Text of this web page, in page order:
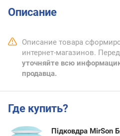
Описание
Описание товара
интернет-магазинов.
уточняйте всю
продавца.
Где купить?
Підковдра MirSon